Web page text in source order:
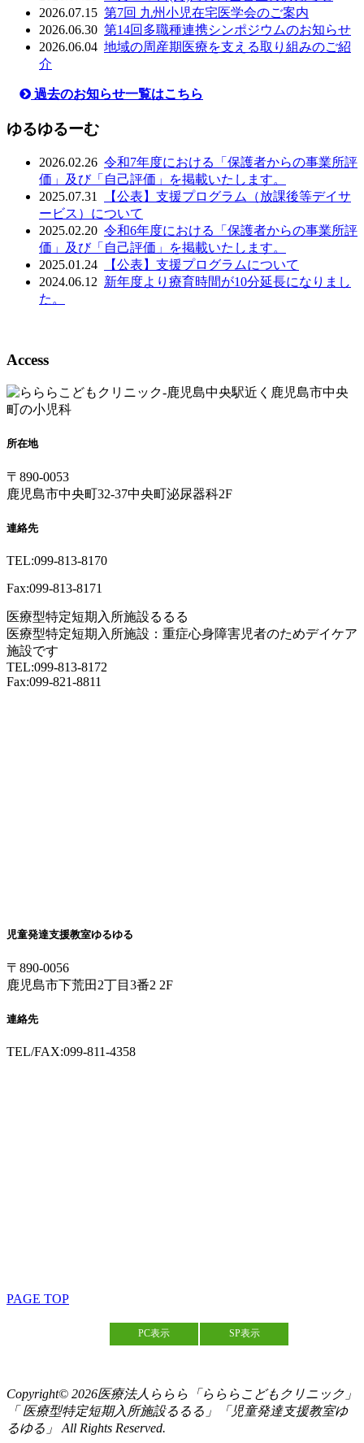
2026.07.15 第7回 九州小児在宅医学会のご案内
2026.06.30 第14回多職種連携シンポジウムのお知らせ
2026.06.04 地域の周産期医療を支える取り組みのご紹
介
過去のお知らせ一覧はこちら
ゆるゆるーむ
2026.02.26 令和7年度における「保護者からの事業所評
価」及び「自己評価」を掲載いたします。
2025.07.31
【公表】支援プログラム（放課後等デイサ
ービス）について
2025.02.20 令和6年度における「保護者からの事業所評
価」及び「自己評価」を掲載いたします。
2025.01.24
【公表】支援プログラムについて
2024.06.12 新年度より療育時間が10分延長になりまし
た。
Access
所在地
〒890-0053
鹿児島市中央町32-37中央町泌尿器科2F
連絡先
TEL:099-813-8170
Fax:099-813-8171
医療型特定短期入所施設るるる
医療型特定短期入所施設：重症心身障害児者のためデイケア
施設です
TEL:099-813-8172
Fax:099-821-8811
児童発達支援教室ゆるゆる
〒890-0056
鹿児島市下荒田2丁目3番2 2F
連絡先
TEL/FAX:099-811-4358
PAGE TOP
PC表示 SP表示
Copyright© 2026医療法人ららら「らららこどもクリニック」
「 医療型特定短期入所施設るるる」「児童発達支援教室ゆ
るゆる」 All Rights Reserved.